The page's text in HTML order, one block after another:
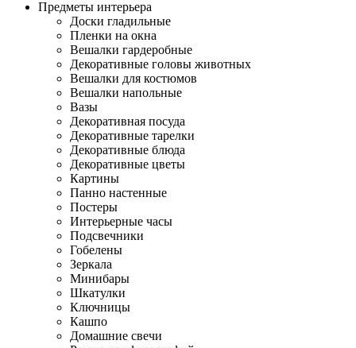
Предметы интерьера
Доски гладильные
Пленки на окна
Вешалки гардеробные
Декоративные головы животных
Вешалки для костюмов
Вешалки напольные
Вазы
Декоративная посуда
Декоративные тарелки
Декоративные блюда
Декоративные цветы
Картины
Панно настенные
Постеры
Интерьерные часы
Подсвечники
Гобелены
Зеркала
Минибары
Шкатулки
Ключницы
Кашпо
Домашние свечи